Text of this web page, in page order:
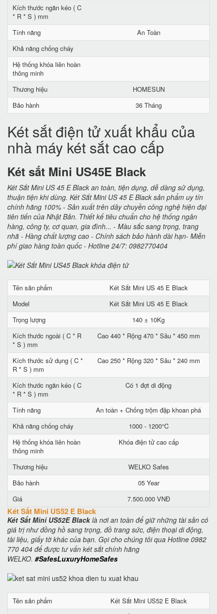
Kích thước ngăn kéo ( C
* R * S ) mm
Tính năng
An Toàn
Khả năng chống cháy
Hệ thống khóa liên hoàn
thông minh
Thương hiệu
HOMESUN
Bảo hành
36 Tháng
Két sắt điện tử xuất khẩu của
nhà máy két sắt cao cấp
Két sắt Mini US45E Black
Két Sắt Mini US 45 E Black an toàn, tiện dụng, dễ dàng sử dụng,
thuận tiện khi dùng. Két Sắt Mini US 45 E Black sản phẩm uy tín
chính hãng 100% - Sản xuất trên dây chuyền công nghệ hiện đại
tiên tiến của Nhật Bản. Thiết kế tiêu chuẩn cho hệ thống ngân
hàng, công ty, cơ quan, gia đình... - Màu sắc sang trọng, trang
nhã - Hàng chất lượng cao - Chính sách bảo hành dài hạn- Miễn
phí giao hàng toàn quốc - Hotline 24/7: 0982770404
Tên sản phẩm
Két Sắt Mini US 45 E Black
Model
Két Sắt Mini US 45 E Black
Trọng lượng
140 ± 10Kg
Kích thước ngoài ( C * R
* S ) mm
Cao 440 * Rộng 470 * Sâu * 450 mm
Kích thước sử dụng ( C *
R * S ) mm
Cao 250 * Rộng 320 * Sâu * 240 mm
Kích thước ngăn kéo ( C
* R * S ) mm
Có 1 đợt di động
Tính năng
An toàn + Chống trộm đập khoan phá
Khả năng chống cháy
1000 - 1200°C
Hệ thống khóa liên hoàn
thông minh
Khóa điện tử cao cấp
Thương hiệu
WELKO Safes
Bảo hành
05 Year
Giá
7.500.000 VNĐ
Két Sắt Mini US52 E Black
Két Sắt Mini US52E Blacklà nơi an toàn để giữ những tài sản có
giá trị như đồng hồ sang trọng, đồ trang sức, điện thoại di động,
tài liệu, giấy tờ khác của bạn. Gọi cho chúng tôi qua Hotline 0982
770 404 để được tư vấn két sắt chính hãng
WELKO. #SafesLuxuryHomeSafes
Tên sản phẩm
Két Sắt Mini US52 E Black